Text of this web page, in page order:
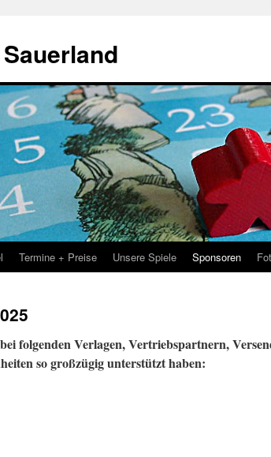
Termine + Preise Unsere Spiele Sponsoren
folgenden Verlagen, Vertriebspartnern,
so großzügig unterstützt haben: